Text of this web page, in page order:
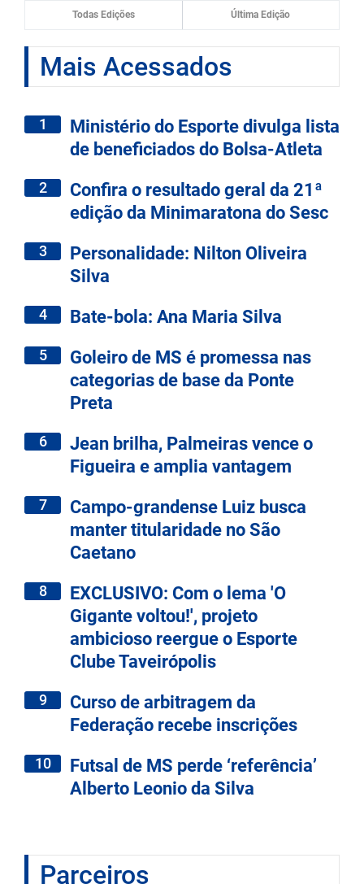
Todas Edições Última Edição
Mais Acessados
1
Ministério do Esporte divulga lista
de beneficiados do Bolsa-Atleta
2
Confira o resultado geral da 21ª
edição da Minimaratona do Sesc
3
Personalidade: Nilton Oliveira
Silva
4 Bate-bola: Ana Maria Silva
5
Goleiro de MS é promessa nas
categorias de base da Ponte
Preta
6
Jean brilha, Palmeiras vence o
Figueira e amplia vantagem
7
Campo-grandense Luiz busca
manter titularidade no São
Caetano
8
EXCLUSIVO: Com o lema 'O
Gigante voltou!', projeto
ambicioso reergue o Esporte
Clube Taveirópolis
9
Curso de arbitragem da
Federação recebe inscrições
10
Futsal de MS perde ‘referência’
Alberto Leonio da Silva
Parceiros